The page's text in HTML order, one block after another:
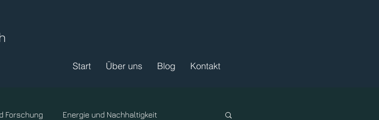
Start Über uns Blog Kontakt
Forschung Energie und Nachhaltigkeit